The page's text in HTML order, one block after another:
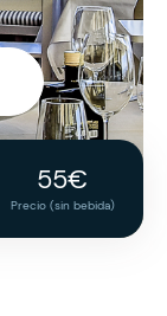
55€
Precio (sin bebida)